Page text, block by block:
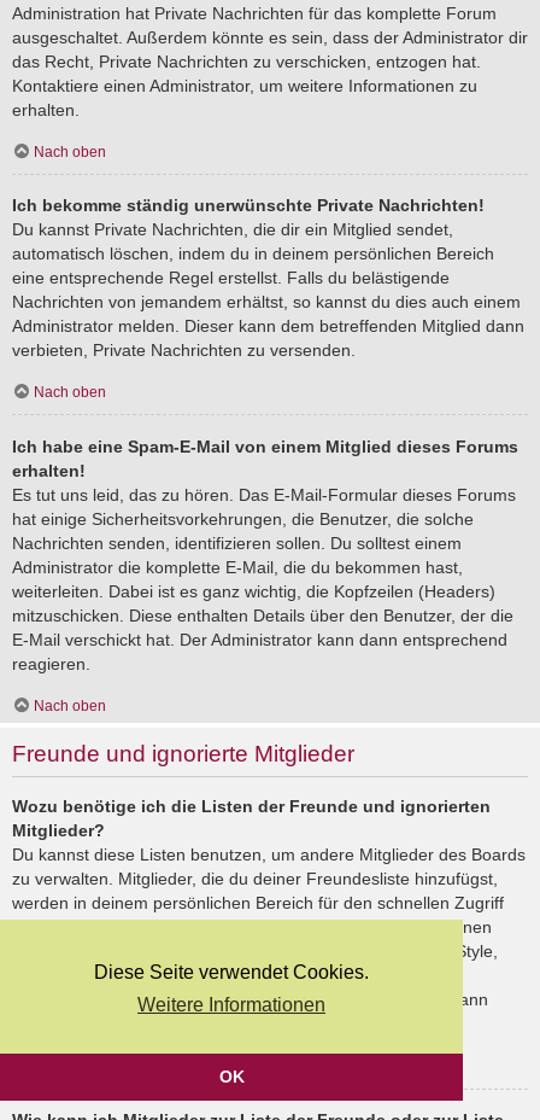
Diese Seite verwendet Cookies.
Weitere Informationen
OK
Administration hat Private Nachrichten für das komplette Forum
ausgeschaltet. Außerdem könnte es sein, dass der Administrator dir
das Recht, Private Nachrichten zu verschicken, entzogen hat.
Kontaktiere einen Administrator, um weitere Informationen zu
erhalten.
Nach oben
Ich bekomme ständig unerwünschte Private Nachrichten!
Du kannst Private Nachrichten, die dir ein Mitglied sendet,
automatisch löschen, indem du in deinem persönlichen Bereich
eine entsprechende Regel erstellst. Falls du belästigende
Nachrichten von jemandem erhältst, so kannst du dies auch einem
Administrator melden. Dieser kann dem betreffenden Mitglied dann
verbieten, Private Nachrichten zu versenden.
Nach oben
Ich habe eine Spam-E-Mail von einem Mitglied dieses Forums
erhalten!
Es tut uns leid, das zu hören. Das E-Mail-Formular dieses Forums
hat einige Sicherheitsvorkehrungen, die Benutzer, die solche
Nachrichten senden, identifizieren sollen. Du solltest einem
Administrator die komplette E-Mail, die du bekommen hast,
weiterleiten. Dabei ist es ganz wichtig, die Kopfzeilen (Headers)
mitzuschicken. Diese enthalten Details über den Benutzer, der die
E-Mail verschickt hat. Der Administrator kann dann entsprechend
reagieren.
Nach oben
Freunde und ignorierte Mitglieder
Wozu benötige ich die Listen der Freunde und ignorierten
Mitglieder?
Du kannst diese Listen benutzen, um andere Mitglieder des Boards
zu verwalten. Mitglieder, die du deiner Freundesliste hinzufügst,
werden in deinem persönlichen Bereich für den schnellen Zugriff
aufgelistet. Du siehst dort deren Onlinestatus und kannst ihnen
schnell eine Private Nachricht senden. Abhängig von dem Style,
den du verwendest, können Beiträge deiner Freunde auch
hervorgehoben sein. Wenn du einen Benutzer ignorierst, dann